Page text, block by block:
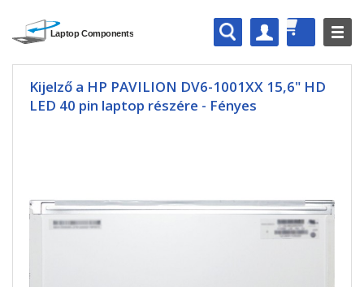
Kijelző a HP PAVILION DV6-1001XX 15,6" HD
LED 40 pin laptop részére - Fényes